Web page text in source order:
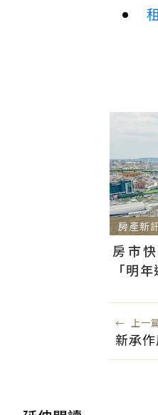
房產新
房市
「明
← 上一
新承